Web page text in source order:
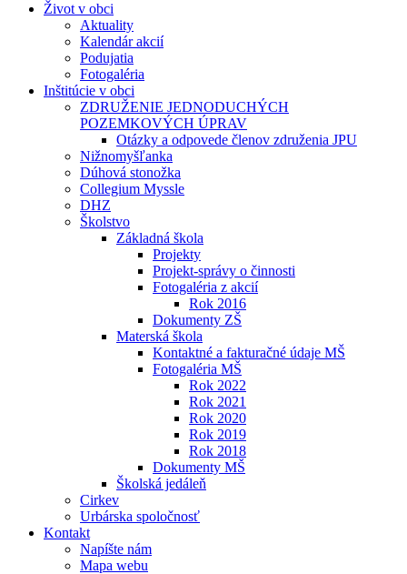
Život v obci
Aktuality
Kalendár akcií
Podujatia
Fotogaléria
Inštitúcie v obci
ZDRUŽENIE JEDNODUCHÝCH
POZEMKOVÝCH ÚPRAV
Otázky a odpovede členov združenia JPU
Nižnomyšľanka
Dúhová stonožka
Collegium Myssle
DHZ
Školstvo
Základná škola
Projekty
Projekt-správy o činnosti
Fotogaléria z akcií
Rok 2016
Dokumenty ZŠ
Materská škola
Kontaktné a fakturačné údaje MŠ
Fotogaléria MŠ
Rok 2022
Rok 2021
Rok 2020
Rok 2019
Rok 2018
Dokumenty MŠ
Školská jedáleň
Cirkev
Urbárska spoločnosť
Kontakt
Napíšte nám
Mapa webu